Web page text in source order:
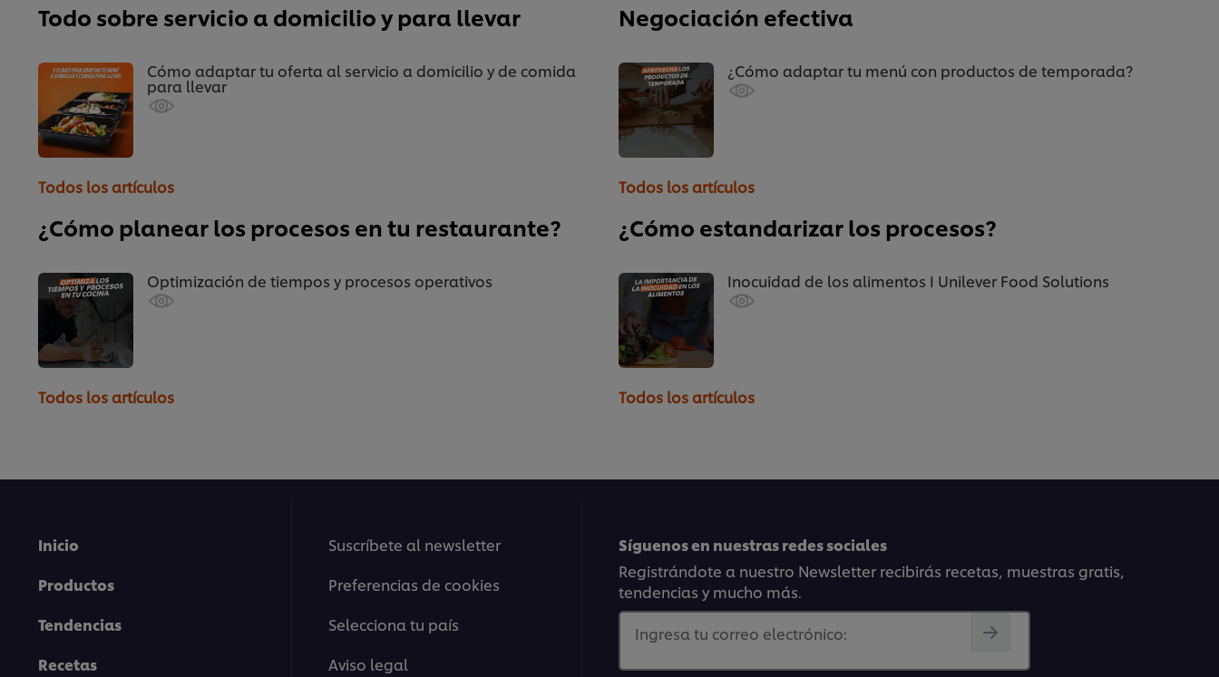
Todo sobre servicio a domicilio y para llevar
Cómo adaptar tu oferta al servicio a domicilio y de comida
para llevar
Todos los artículos
¿Cómo planear los procesos en tu restaurante?
Optimización de tiempos y procesos operativos
Todos los artículos
Negociación efectiva
¿Cómo adaptar tu menú con productos de temporada?
Todos los artículos
¿Cómo estandarizar los procesos?
Inocuidad de los alimentos I Unilever Food Solutions
Todos los artículos
Inicio
Productos
Tendencias
Recetas
Suscríbete al newsletter
Preferencias de cookies
Selecciona tu país
Aviso legal
Síguenos en nuestras redes sociales
Registrándote a nuestro Newsletter recibirás recetas, muestras gratis,
tendencias y mucho más.
Ingresa tu correo electrónico: